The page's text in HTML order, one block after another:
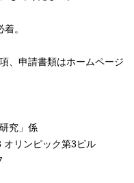
。
、申請書類はホームページ
究」係
リンピック第3ビル